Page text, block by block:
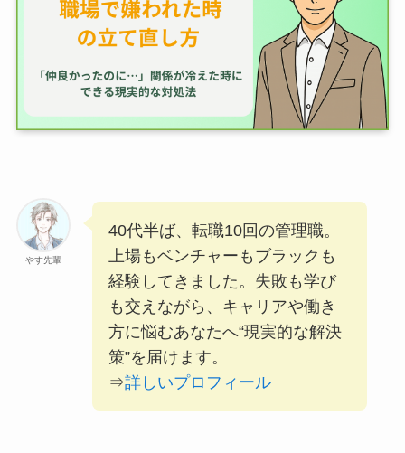
やす先輩
40代半ば、転職10回の管理職。
上場もベンチャーもブラックも
経験してきました。失敗も学び
も交えながら、キャリアや働き
方に悩むあなたへ“現実的な解決
策”を届けます。
⇒詳しいプロフィール